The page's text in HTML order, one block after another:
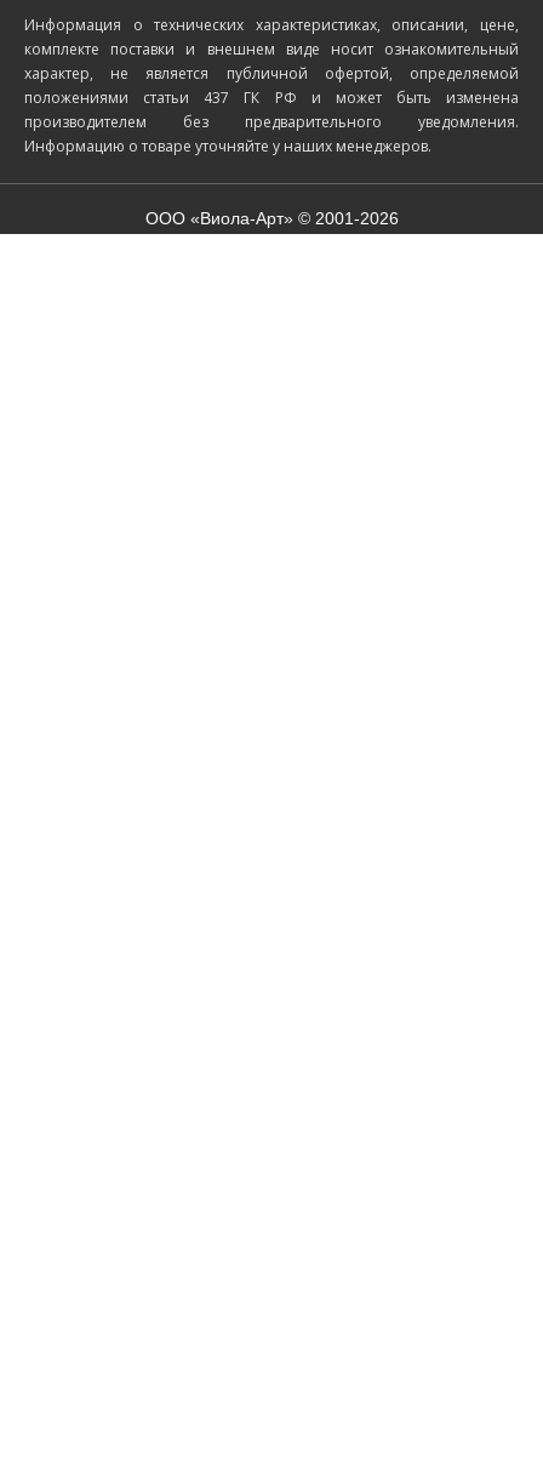
Информация о технических характеристиках, описании, цене,
комплекте поставки и внешнем виде носит ознакомительный
характер, не является публичной офертой, определяемой
положениями статьи 437 ГК РФ и может быть изменена
производителем без предварительного уведомления.
Информацию о товаре уточняйте у наших менеджеров.
ООО «Виола-Арт» © 2001-2026